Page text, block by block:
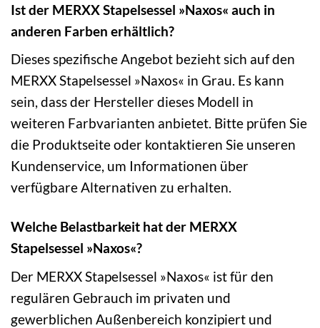
Ist der MERXX Stapelsessel »Naxos« auch in
anderen Farben erhältlich?
Dieses spezifische Angebot bezieht sich auf den
MERXX Stapelsessel »Naxos« in Grau. Es kann
sein, dass der Hersteller dieses Modell in
weiteren Farbvarianten anbietet. Bitte prüfen Sie
die Produktseite oder kontaktieren Sie unseren
Kundenservice, um Informationen über
verfügbare Alternativen zu erhalten.
Welche Belastbarkeit hat der MERXX
Stapelsessel »Naxos«?
Der MERXX Stapelsessel »Naxos« ist für den
regulären Gebrauch im privaten und
gewerblichen Außenbereich konzipiert und